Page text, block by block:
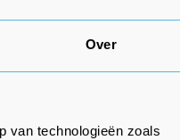
Over
van technologieën zoals